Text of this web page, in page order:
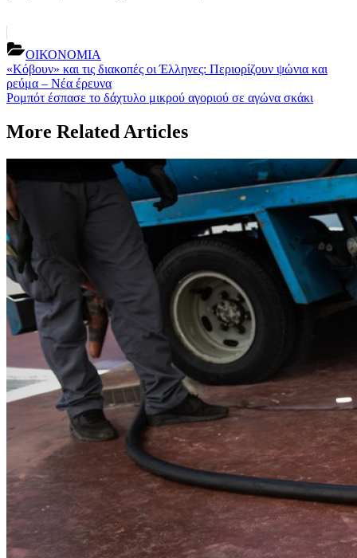
ΟΙΚΟΝΟΜΙΑ
Post
navigation
Previous
Post:
«Κόβουν» και τις διακοπές οι Έλληνες: Περιορίζουν ψώνια και
ρεύμα – Νέα έρευνα
Next
Ρομπότ έσπασε το δάχτυλο μικρού αγοριού σε αγώνα σκάκι
More Related Articles